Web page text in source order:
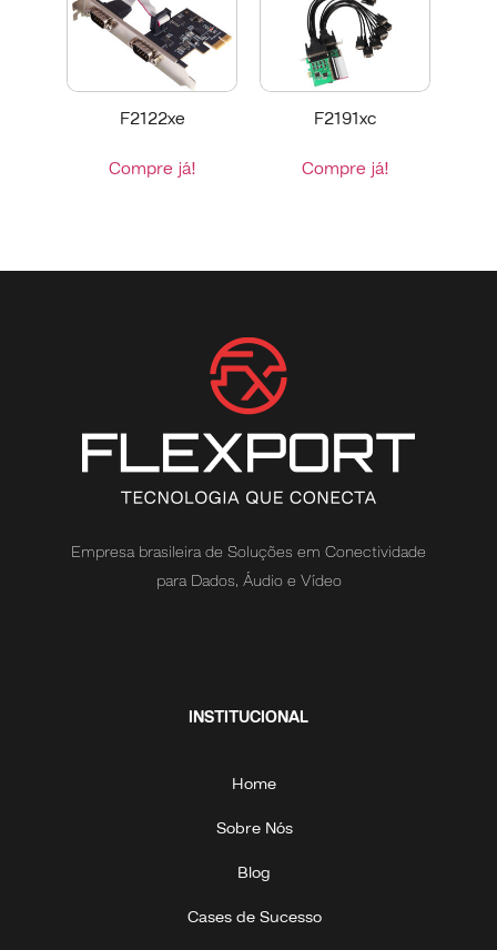
F2122xe
Compre já!
F2191xc
Compre já!
Empresa brasileira de Soluções em Conectividade
para Dados, Áudio e Vídeo
INSTITUCIONAL
Home
Sobre Nós
Blog
Cases de Sucesso